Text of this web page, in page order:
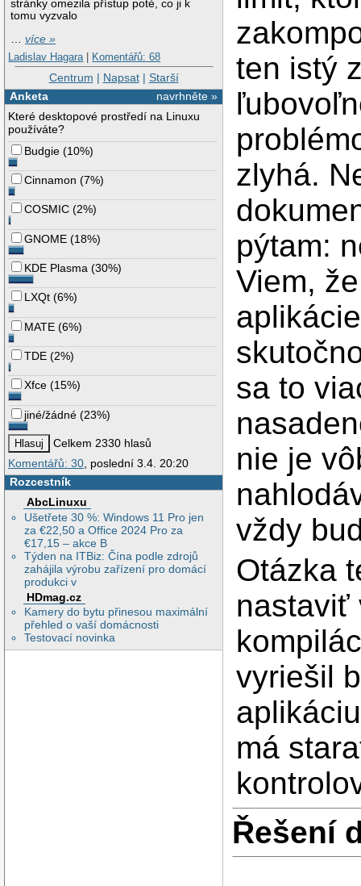
stránky omezila přístup poté, co ji k
tomu vyzvalo
…více »
Ladislav Hagara | Komentářů: 68
Centrum | Napsat| Starší
navrhněte »
Anketa
Které desktopové prostředí na Linuxu
používáte?
Budgie (10%)
Cinnamon (7%)
COSMIC (2%)
GNOME (18%)
KDE Plasma (30%)
LXQt (6%)
MATE (6%)
TDE (2%)
Xfce (15%)
jiné/žádné (23%)
Celkem 2330 hlasů
Komentářů: 30, poslední 3.4. 20:20
Rozcestník
AbcLinuxu
Ušetřete 30 %: Windows 11 Pro jen
za €22,50 a Office 2024 Pro za
€17,15 – akce B
Týden na ITBiz: Čína podle zdrojů
zahájila výrobu zařízení pro domácí
produkci v
HDmag.cz
Kamery do bytu přinesou maximální
přehled o vaší domácnosti
Testovací novinka
ten istý
zlyhá.
pýtam:
Viem,
sa to
nie je
vždy
Otázka
nastaviť
vyriešil
má
Řešení